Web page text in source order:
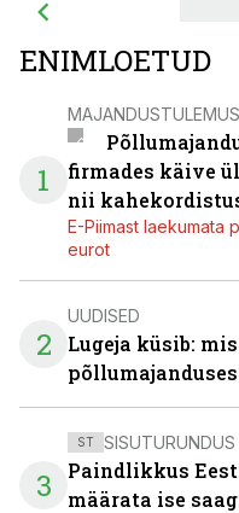
ENIMLOETUD
1
firmades käive
nii
E-Piimast laekumata
eurot
2
UUDISED
Lugeja küsib:
3
ST SISUTURUNDUS
Paindlikkus
määrata ise